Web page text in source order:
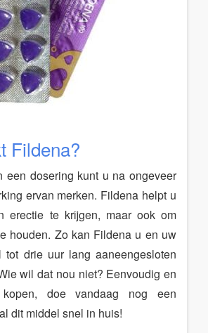
Fildena?
een dosering kunt u na ongeveer
ervan merken. Fildena helpt u
erectie te krijgen, maar ook om
houden. Zo kan Fildena u en uw
tot drie uur lang aaneengesloten
wil dat nou niet? Eenvoudig en
doe vandaag nog een
dit middel snel in huis!